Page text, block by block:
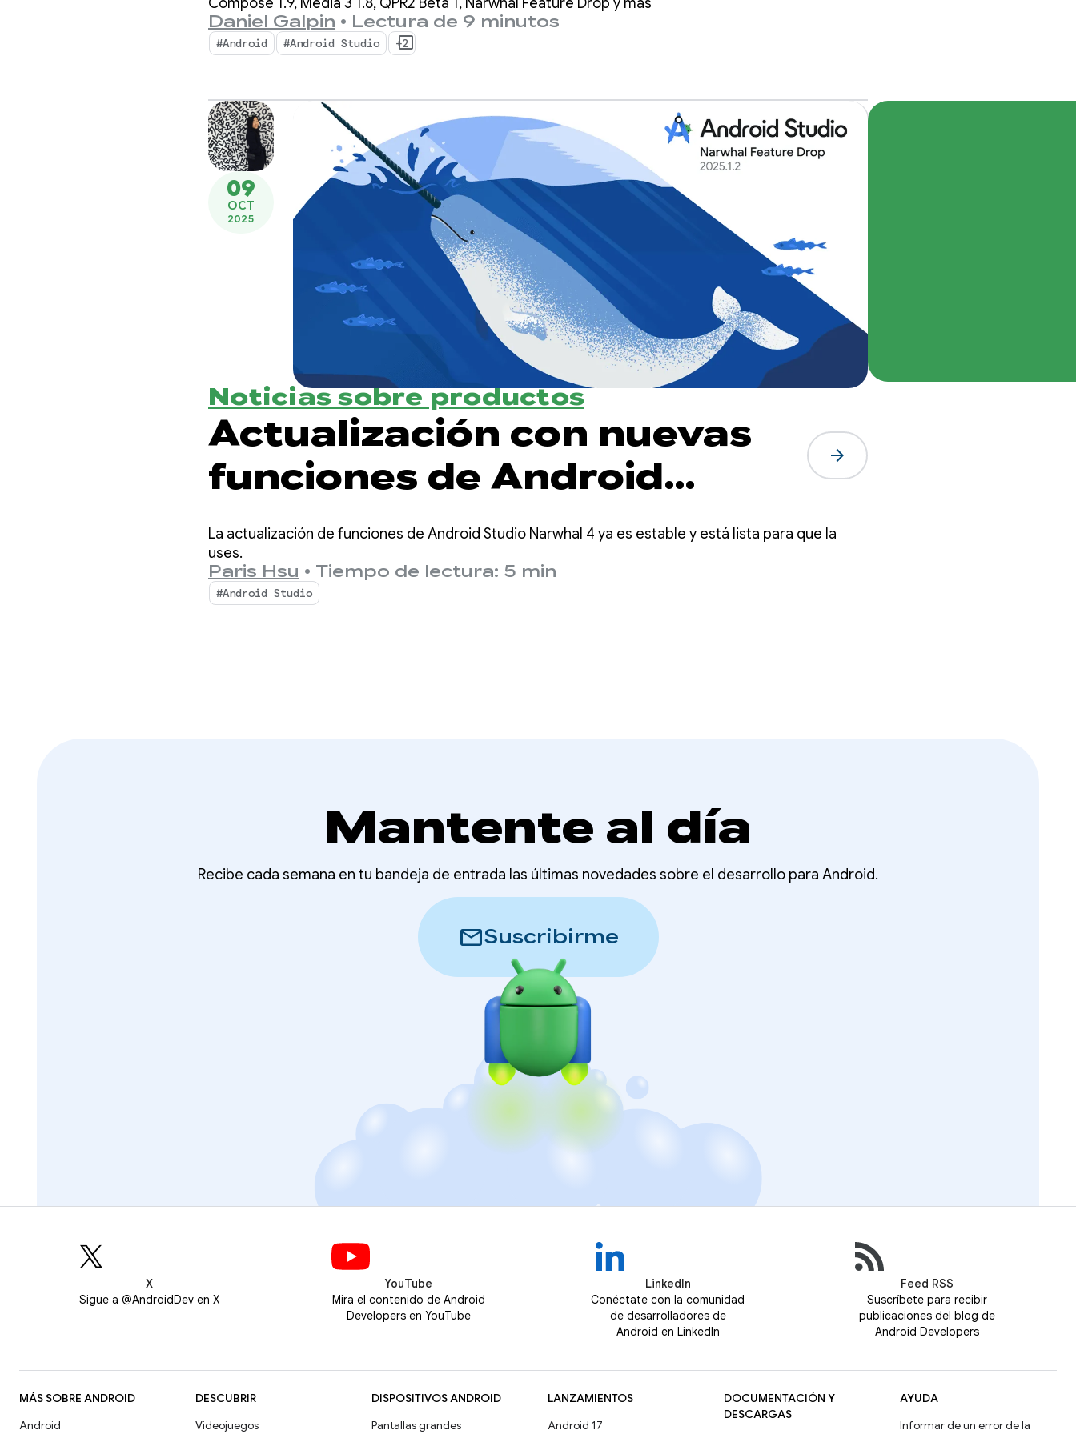
Daniel Galpin • Lectura de 9 minutos
#Android #Android Studio +2
09
OCT
2025
Noticias sobre productos
Actualización con nuevas
funciones de Android
Studio Narwhal 4:
compatibilidad con esferas
de reloj y estabilidad
arrow_forward
La actualización de funciones de Android Studio Narwhal 4 ya es estable y está lista para que la
uses.
Paris Hsu • Tiempo de lectura: 5 min
#Android Studio
Mantente al día
Recibe cada semana en tu bandeja de entrada las últimas novedades sobre el desarrollo para Android.
mailSuscribirme
X
Sigue a @AndroidDev en X
YouTube
Mira el contenido de Android
Developers en YouTube
LinkedIn
Conéctate con la comunidad
de desarrolladores de
Android en LinkedIn
Feed RSS
Suscríbete para recibir
publicaciones del blog de
Android Developers
MÁS SOBRE ANDROID
Android
DESCUBRIR
Videojuegos
DISPOSITIVOS ANDROID
Pantallas grandes
LANZAMIENTOS
Android 17
DOCUMENTACIÓN Y
DESCARGAS
AYUDA
Informar de un error de la